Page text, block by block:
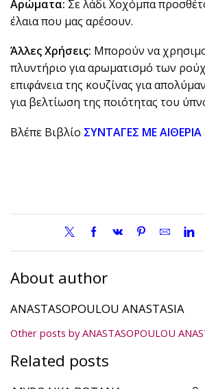
Αρώματα: Σε λάδι Χοχόμπα
έλαια που μας αρέσουν.
Άλλες Χρήσεις: Mπορούν να
πλυντήριο για αρωματισμό των
επιφάνεια της κουζίνας για
για βελτίωση της ποιότητας του
Βλέπε Βιβλίο ΣΥΝΤΑΓΕΣ ΜΕ ΑΙΘΕΡΙΑ
About author
ANASTASOPOULOU ANASTASIA
Other posts by ANASTASOPOULOU
Related posts